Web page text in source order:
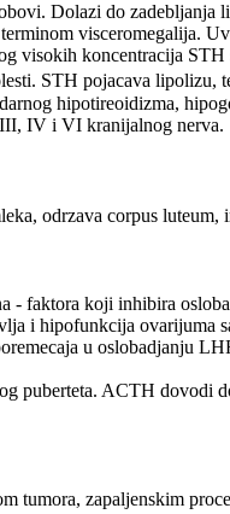
Dolazi do
visceromegalija.
visokih koncentracija
STH pojacava
hipotireoidizma,
IV i VI kranijalnog nerva.
odrzava corpus
faktora koji inhibira
i hipofunkcija ovarijuma
u oslobadjanju
puberteta. ACTH
tumora, zapaljenskim